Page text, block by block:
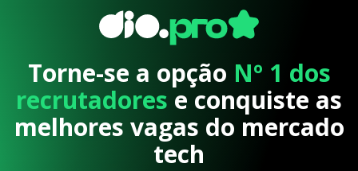
Torne-se a opção Nº 1 dos
recrutadores e conquiste as
melhores vagas do mercado
tech